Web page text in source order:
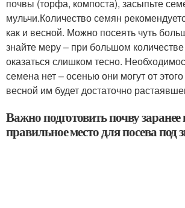
почвы (торфа, компоста), засыпьте
мульчи.Количество семян
как и весной. Можно посеять чуть
знайте меру – при большом
оказаться слишком тесно.
семена нет – осенью они могут от
весной им будет достаточно
Важно подготовить почву
правильное место для посева под